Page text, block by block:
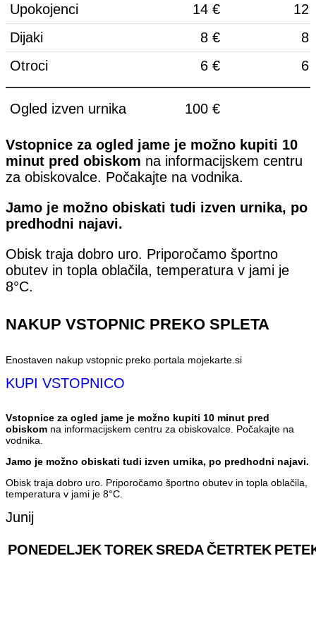
Upokojenci
14 €
12
Dijaki
8 €
8
Otroci
6 € 6
Ogled izven urnika 100 €
Vstopnice za ogled jame je možno kupiti 10
minut pred obiskom na informacijskem centru
za obiskovalce. Počakajte na vodnika.
Jamo je možno obiskati tudi izven urnika, po
predhodni najavi.
Obisk traja dobro uro. Priporočamo športno
obutev in topla oblačila, temperatura v jami je
8°C.
NAKUP VSTOPNIC PREKO SPLETA
Enostaven nakup vstopnic preko portala mojekarte.si
KUPI VSTOPNICO
Vstopnice za ogled jame je možno kupiti 10 minut pred
obiskom na informacijskem centru za obiskovalce. Počakajte na
vodnika.
Jamo je možno obiskati tudi izven urnika, po predhodni najavi.
Obisk traja dobro uro. Priporočamo športno obutev in topla oblačila,
temperatura v jami je 8°C.
Junij
PONEDELJEKTOREKSREDAČETRTEK